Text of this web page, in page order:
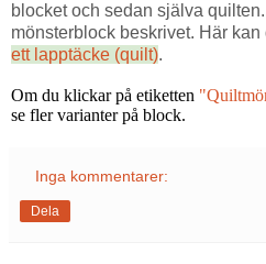
blocket och sedan själva
mönsterblock beskrivet. Här kan
ett lapptäcke (quilt).
Om du klickar på etiketten
se fler varianter på block.
Inga kommentarer:
Dela